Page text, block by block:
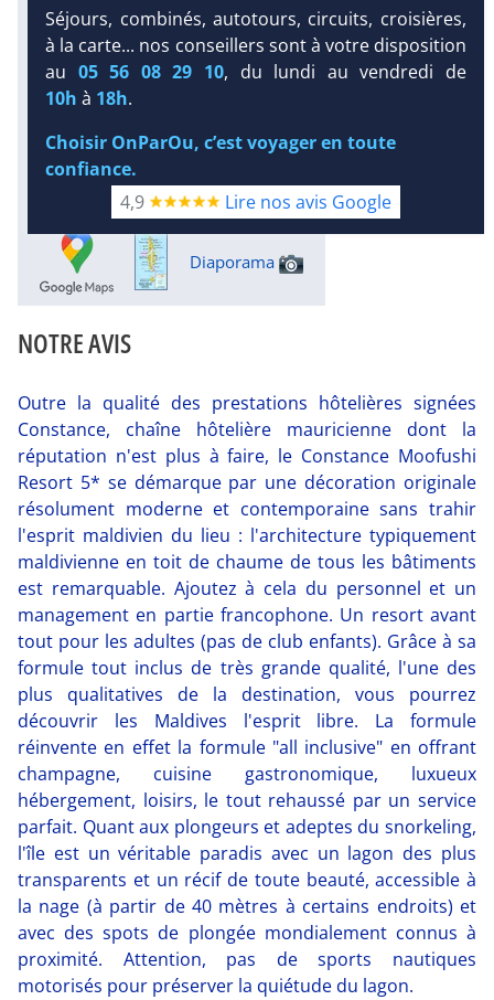
DEMANDE
D’INFORMATIONS
750 m
10 m
Équipement :
110
Tx :33 % Tx :18 %
Snorkeling :
Plongée sous-marine :
Détails
Excursions :
Diaporama
NOTRE AVIS
Outre la qualité des prestations hôtelières signées
Constance, chaîne hôtelière mauricienne dont la
réputation n'est plus à faire, le Constance Moofushi
Resort 5* se démarque par une décoration originale
résolument moderne et contemporaine sans trahir
l'esprit maldivien du lieu : l'architecture typiquement
maldivienne en toit de chaume de tous les bâtiments
est remarquable. Ajoutez à cela du personnel et un
management en partie francophone. Un resort avant
tout pour les adultes (pas de club enfants). Grâce à sa
formule tout inclus de très grande qualité, l'une des
plus qualitatives de la destination, vous pourrez
découvrir les Maldives l'esprit libre. La formule
réinvente en effet la formule "all inclusive" en offrant
champagne, cuisine gastronomique, luxueux
hébergement, loisirs, le tout rehaussé par un service
parfait. Quant aux plongeurs et adeptes du snorkeling,
l'île est un véritable paradis avec un lagon des plus
transparents et un récif de toute beauté, accessible à
la nage (à partir de 40 mètres à certains endroits) et
avec des spots de plongée mondialement connus à
proximité. Attention, pas de sports nautiques
motorisés pour préserver la quiétude du lagon.
Séjours, combinés, autotours, circuits, croisières,
à la carte... nos conseillers sont à votre disposition
au 05 56 08 29 10, du lundi au vendredi de
10h à 18h.
Choisir OnParOu, c’est voyager en toute
confiance.
4,9
Lire nos avis Google